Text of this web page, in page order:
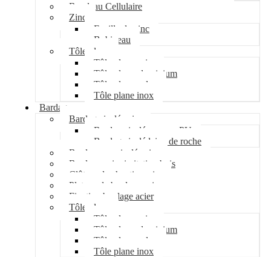
Bandeau Cellulaire
Zinc
Feuille de zinc
Bobineau
Tôle plane
Tôle plane acier
Tôle plane aluminium
Tôle plane galva
Tôle plane inox
Bardage
Bardage isolé acier
Bardage isolé mousse PU
Bardage isolé laine de roche
Bardage non isolé acier
Bardage acier imitation bois
Clôture de chantier acier
Plateau de bardage acier
Fixation bardage acier
Tôle plane
Tôle plane acier
Tôle plane aluminium
Tôle plane galva
Tôle plane inox